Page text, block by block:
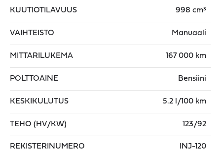
KUUTIOTILAVUUS 998 cm³
VAIHTEISTO Manuaali
MITTARILUKEMA 167 000 km
POLTTOAINE Bensiini
KESKIKULUTUS 5.2 l/100 km
TEHO (HV/KW) 123/92
REKISTERINUMERO INJ-120